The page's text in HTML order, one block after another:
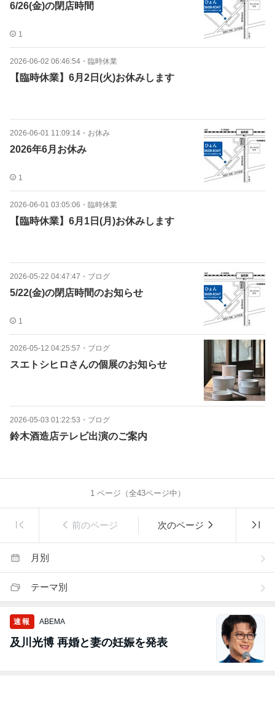
6/26(金)の閉店時間
1
2026-06-02 06:46:54 ・ 臨時休業
【臨時休業】6月2日(火)お休みします
2026-06-01 11:09:14 ・ お休み
2026年6月お休み
1
2026-06-01 03:05:06 ・ 臨時休業
【臨時休業】6月1日(月)お休みします
2026-05-22 04:47:47 ・ ブログ
5/22(金)の閉店時間のお知らせ
1
2026-05-12 04:25:57 ・ ブログ
スエトシヒロさんの個展のお知らせ
2026-05-03 01:22:53 ・ ブログ
鈴木酒造店テレビ出演のご案内
1ページ（全43ページ中）
前のページ 次のページ
月別
テーマ別
速報 ABEMA
及川光博 再婚と妻の妊娠を発表